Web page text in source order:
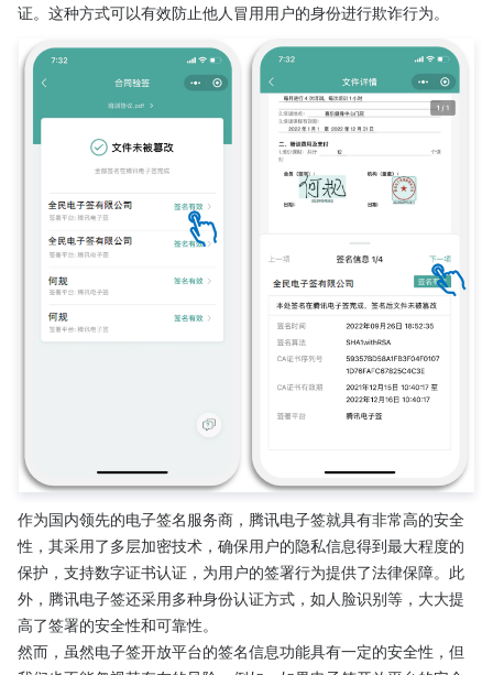
证。这种方式可以有效防止他人冒用用户的身份进行欺诈行为。
作为国内领先的电子签名服务商，腾讯电子签就具有非常高的安全
性，其采用了多层加密技术，确保用户的隐私信息得到最大程度的
保护，支持数字证书认证，为用户的签署行为提供了法律保障。此
外，腾讯电子签还采用多种身份认证方式，如人脸识别等，大大提
高了签署的安全性和可靠性。
然而，虽然电子签开放平台的签名信息功能具有一定的安全性，但